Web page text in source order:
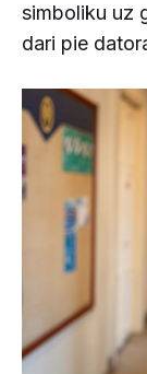
simboliku uz
dari pie